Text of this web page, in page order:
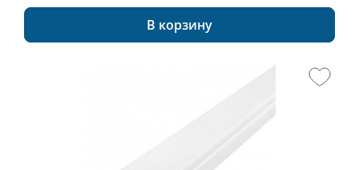
В корзину